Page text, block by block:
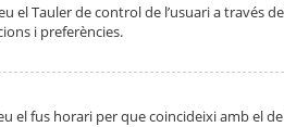
Tauler de control de l’usuari a través de
i preferències.
el fus horari per que coincideixi amb el